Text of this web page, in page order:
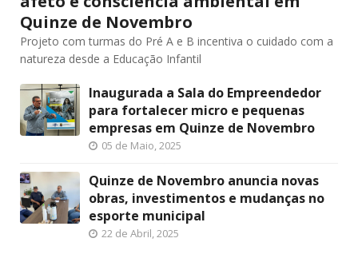
Quinze de Novembro
Projeto com turmas do Pré A e B incentiva o cuidado com a
natureza desde a Educação Infantil
Inaugurada a Sala do Empreendedor
para fortalecer micro e pequenas
empresas em Quinze de Novembro
05 de Maio, 2025
Quinze de Novembro anuncia novas
obras, investimentos e mudanças no
esporte municipal
22 de Abril, 2025